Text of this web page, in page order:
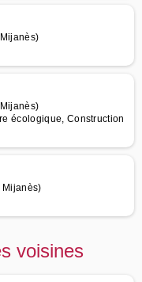
écologique, Construction
Mijanès)
voisines